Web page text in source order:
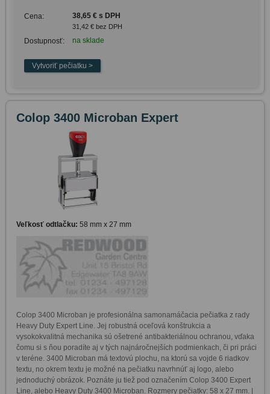
Cena: 38,65 € s DPH
31,42 € bez DPH
Dostupnosť: na sklade
Colop 3400 Microban Expert
Veľkosť odtlačku: 58 mm x 27 mm
Colop 3400 Microban je profesionálna samonamáčacia pečiatka z rady
Heavy Duty Expert Line. Jej robustná oceľová konštrukcia a
vysokokvalitná mechanika sú ošetrené antibakteriálnou ochranou, vďaka
čomu si s ňou poradíte aj v tých najnáročnejších podmienkach, či pri práci
v teréne. 3400 Microban má textovú plochu, na ktorú sa vojde 6 riadkov
textu, no okrem textu je možné na pečiatku navrhnúť aj logo, alebo
jednoduchý obrázok. Poznáte ju tiež pod označením Colop 3400 Expert
Line, alebo Heavy Duty 3400 Microban. Rozmery pečiatky: 58 x 27 mm. |